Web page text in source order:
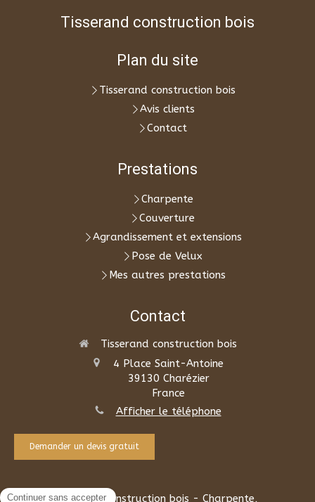
Tisserand construction bois
Plan du site
Tisserand construction bois
Avis clients
Contact
Prestations
Charpente
Couverture
Agrandissement et extensions
Pose de Velux
Mes autres prestations
Contact
Tisserand construction bois
4 Place Saint-Antoine
39130 Charézier
France
Afficher le téléphone
Demander un devis gratuit
©2026 Tisserand construction bois - Charpente,